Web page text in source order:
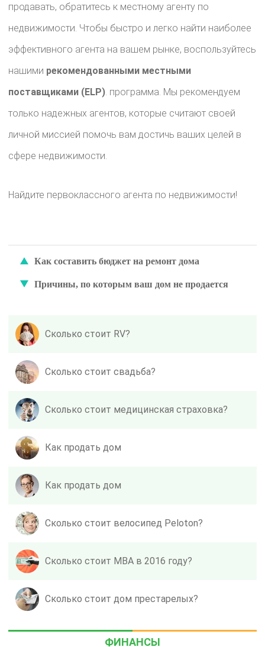
продавать, обратитесь к местному агенту по
недвижимости. Чтобы быстро и легко найти наиболее
эффективного агента на вашем рынке, воспользуйтесь
нашими рекомендованными местными
поставщиками (ELP) . программа. Мы рекомендуем
только надежных агентов, которые считают своей
личной миссией помочь вам достичь ваших целей в
сфере недвижимости.
Найдите первоклассного агента по недвижимости!
Как составить бюджет на ремонт дома
Причины, по которым ваш дом не продается
Сколько стоит RV?
Сколько стоит свадьба?
Сколько стоит медицинская страховка?
Как продать дом
Как продать дом
Сколько стоит велосипед Peloton?
Сколько стоит MBA в 2016 году?
Сколько стоит дом престарелых?
ФИНАНСЫ